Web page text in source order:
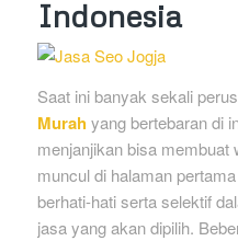
Indonesia
Saat ini banyak sekali
Murahyang bertebaran di
menjanjikan bisa membuat
muncul di halaman
berhati-hati serta selektif
jasa yang akan dipilih.